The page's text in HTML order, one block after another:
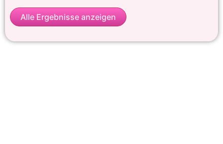
Alle Ergebnisse anzeigen